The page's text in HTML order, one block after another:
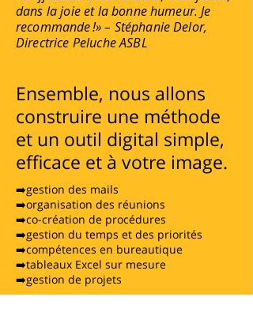
dans la joie et la bonne humeur. Je
recommande !» – Stéphanie Delor,
Directrice Peluche ASBL
Ensemble, nous allons
construire une méthode
et un outil digital simple,
efficace et à votre image.
➡️gestion des mails
➡️organisation des réunions
➡️co-création de procédures
➡️gestion du temps et des priorités
➡️compétences en bureautique
➡️tableaux Excel sur mesure
➡️gestion de projets